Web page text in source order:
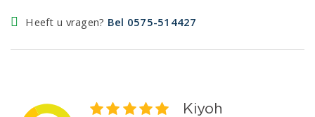
Heeft u vragen? Bel 0575-514427